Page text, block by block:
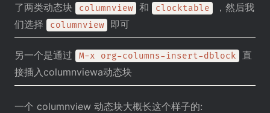
了两类动态块
columnview 和 clocktable
，然后我
们选择
columnview 即可
另一个是通过 M-x org-columns-insert-dblock
直
接插入columnviewa动态块
一个 columnview 动态块大概长这个样子的: